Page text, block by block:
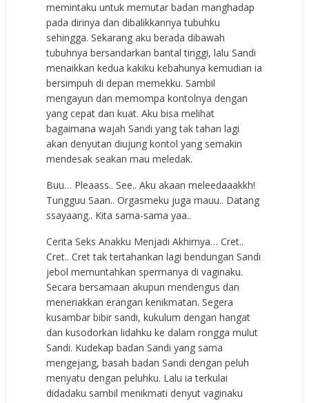
memintaku untuk memutar badan manghadap
pada dirinya dan dibalikkannya tubuhku
sehingga. Sekarang aku berada dibawah
tubuhnya bersandarkan bantal tinggi, lalu Sandi
menaikkan kedua kakiku kebahunya kemudian ia
bersimpuh di depan memekku. Sambil
mengayun dan memompa kontolnya dengan
yang cepat dan kuat. Aku bisa melihat
bagaimana wajah Sandi yang tak tahan lagi
akan denyutan diujung kontol yang semakin
mendesak seakan mau meledak.
Buu… Pleaass.. See.. Aku akaan meleedaaakkh!
Tungguu Saan.. Orgasmeku juga mauu.. Datang
ssayaang.. Kita sama-sama yaa..
Cerita Seks Anakku Menjadi Akhirnya… Cret..
Cret.. Cret tak tertahankan lagi bendungan Sandi
jebol memuntahkan spermanya di vaginaku.
Secara bersamaan akupun mendengus dan
meneriakkan erangan kenikmatan. Segera
kusambar bibir sandi, kukulum dengan hangat
dan kusodorkan lidahku ke dalam rongga mulut
Sandi. Kudekap badan Sandi yang sama
mengejang, basah badan Sandi dengan peluh
menyatu dengan peluhku. Lalu ia terkulai
didadaku sambil menikmati denyut vaginaku